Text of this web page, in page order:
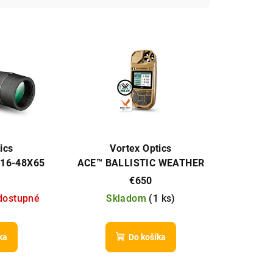
48X65
ACE™ BALLISTIC WEATHER
METER
Vortex Optics
€650
Skladom (1 ks)
Do košíka